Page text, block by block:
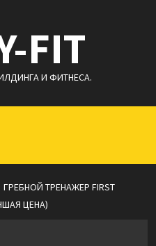
FIT
И ФИТНЕСА.
ГРЕБНОЙ ТРЕНАЖЕР FIRST
ЦЕНА)